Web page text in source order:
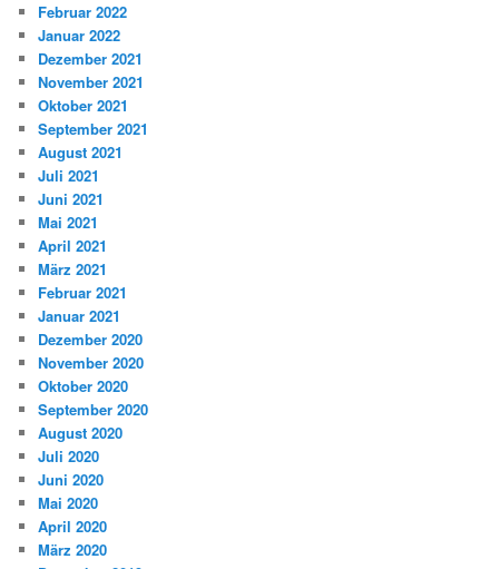
Februar 2022
Januar 2022
Dezember 2021
November 2021
Oktober 2021
September 2021
August 2021
Juli 2021
Juni 2021
Mai 2021
April 2021
März 2021
Februar 2021
Januar 2021
Dezember 2020
November 2020
Oktober 2020
September 2020
August 2020
Juli 2020
Juni 2020
Mai 2020
April 2020
März 2020